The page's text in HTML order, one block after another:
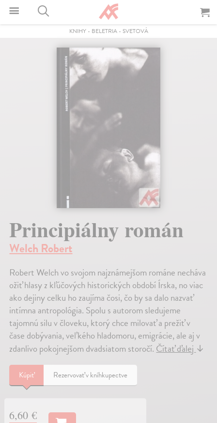
KNIHY- BELETRIA- SVETOVÁ
Principiálny román
Welch Robert
Robert Welch vo svojom najznámejšom románe necháva
ožiť hlasy z kľúčových historických období Írska, no viac
ako dejiny celku ho zaujíma čosi, čo by sa dalo nazvať
intímna antropológia. Spolu s autorom sledujeme
tajomnú silu v človeku, ktorý chce milovať a prežiť v
čase dobývania, veľkého hladomoru, emigrácie, ale aj v
zdanlivo pokojnejšom dvadsiatom storočí.Čítať ďalej↓
Kúpiť Rezervovať v kníhkupectve
6,60 €